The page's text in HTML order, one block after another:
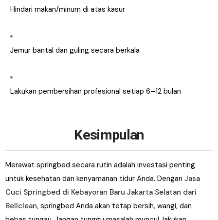
Hindari makan/minum di atas kasur
Jemur bantal dan guling secara berkala
Lakukan pembersihan profesional setiap 6–12 bulan
Kesimpulan
Merawat springbed secara rutin adalah investasi penting
untuk kesehatan dan kenyamanan tidur Anda. DenganJasa
Cuci Springbed di Kebayoran Baru Jakarta Selatan dari
Bellclean, springbed Anda akan tetap bersih, wangi, dan